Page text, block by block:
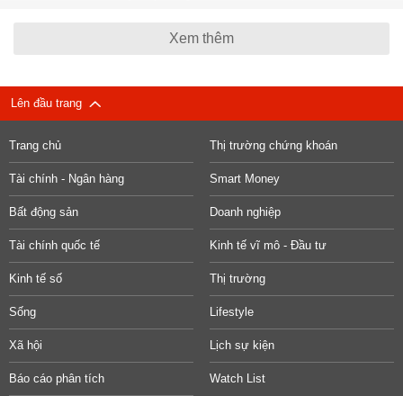
Xem thêm
Lên đầu trang
Trang chủ Thị trường chứng khoán
Tài chính - Ngân hàng Smart Money
Bất động sản Doanh nghiệp
Tài chính quốc tế Kinh tế vĩ mô - Đầu tư
Kinh tế số Thị trường
Sống Lifestyle
Xã hội Lịch sự kiện
Báo cáo phân tích Watch List